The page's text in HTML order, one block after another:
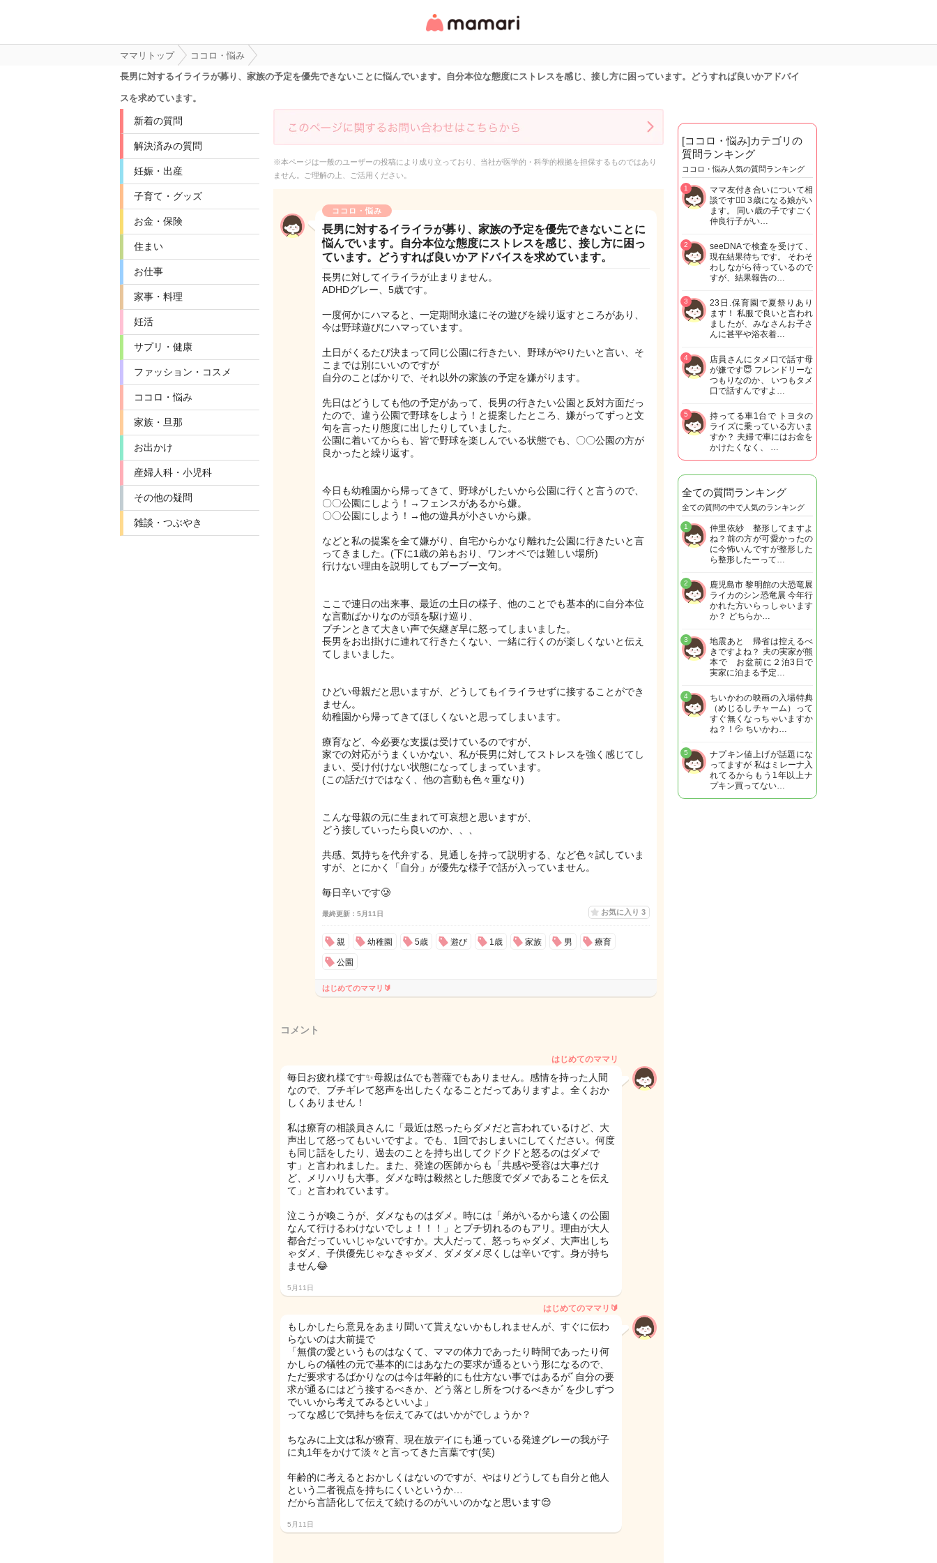
リ・情報サイト
ママリトップ
ココロ・悩み
長男に対するイライラが募り、家族の予定を優先できないことに悩んでいます。自分本位な態度にストレスを感じ、接し方に困っています。どうすれば良いかアドバイ
スを求めています。
新着の質問
解決済みの質問
妊娠・出産
子育て・グッズ
お金・保険
住まい
お仕事
家事・料理
妊活
サプリ・健康
ファッション・コスメ
ココロ・悩み
家族・旦那
お出かけ
産婦人科・小児科
その他の疑問
雑談・つぶやき
※本ページは一般のユーザーの投稿により成り立っており、当社が医学的・科学的根拠を担保するものではあり
ません。ご理解の上、ご活用ください。
ココロ・悩み
長男に対するイライラが募り、家族の予定を優先できないことに
悩んでいます。自分本位な態度にストレスを感じ、接し方に困っ
ています。どうすれば良いかアドバイスを求めています。
長男に対してイライラが止まりません。
ADHDグレー、5歳です。
一度何かにハマると、一定期間永遠にその遊びを繰り返すところがあり、
今は野球遊びにハマっています。
土日がくるたび決まって同じ公園に行きたい、野球がやりたいと言い、そ
こまでは別にいいのですが
自分のことばかりで、それ以外の家族の予定を嫌がります。
先日はどうしても他の予定があって、長男の行きたい公園と反対方面だっ
たので、違う公園で野球をしよう！と提案したところ、嫌がってずっと文
句を言ったり態度に出したりしていました。
公園に着いてからも、皆で野球を楽しんでいる状態でも、〇〇公園の方が
良かったと繰り返す。
今日も幼稚園から帰ってきて、野球がしたいから公園に行くと言うので、
〇〇公園にしよう！→フェンスがあるから嫌。
〇〇公園にしよう！→他の遊具が小さいから嫌。
などと私の提案を全て嫌がり、自宅からかなり離れた公園に行きたいと言
ってきました。(下に1歳の弟もおり、ワンオペでは難しい場所)
行けない理由を説明してもブーブー文句。
ここで連日の出来事、最近の土日の様子、他のことでも基本的に自分本位
な言動ばかりなのが頭を駆け巡り、
プチンときて大きい声で矢継ぎ早に怒ってしまいました。
長男をお出掛けに連れて行きたくない、一緒に行くのが楽しくないと伝え
てしまいました。
ひどい母親だと思いますが、どうしてもイライラせずに接することができ
ません。
幼稚園から帰ってきてほしくないと思ってしまいます。
療育など、今必要な支援は受けているのですが、
家での対応がうまくいかない、私が長男に対してストレスを強く感じてし
まい、受け付けない状態になってしまっています。
(この話だけではなく、他の言動も色々重なり)
こんな母親の元に生まれて可哀想と思いますが、
どう接していったら良いのか、、、
共感、気持ちを代弁する、見通しを持って説明する、など色々試していま
すが、とにかく「自分」が優先な様子で話が入っていません。
毎日辛いです🥲
最終更新：5月11日 お気に入り 3
親 幼稚園 5歳 遊び 1歳 家族 男 療育
公園
はじめてのママリ🔰
コメント
はじめてのママリ
毎日お疲れ様です✨母親は仏でも菩薩でもありません。感情を持った人間
なので、ブチギレて怒声を出したくなることだってありますよ。全くおか
しくありません！
私は療育の相談員さんに「最近は怒ったらダメだと言われているけど、大
声出して怒ってもいいですよ。でも、1回でおしまいにしてください。何度
も同じ話をしたり、過去のことを持ち出してクドクドと怒るのはダメで
す」と言われました。また、発達の医師からも「共感や受容は大事だけ
ど、メリハリも大事。ダメな時は毅然とした態度でダメであることを伝え
て」と言われています。
泣こうが喚こうが、ダメなものはダメ。時には「弟がいるから遠くの公園
なんて行けるわけないでしょ！！！」とブチ切れるのもアリ。理由が大人
都合だっていいじゃないですか。大人だって、怒っちゃダメ、大声出しち
ゃダメ、子供優先じゃなきゃダメ、ダメダメ尽くしは辛いです。身が持ち
ません😂
5月11日
はじめてのママリ🔰
もしかしたら意見をあまり聞いて貰えないかもしれませんが、すぐに伝わ
らないのは大前提で
「無償の愛というものはなくて、ママの体力であったり時間であったり何
かしらの犠牲の元で基本的にはあなたの要求が通るという形になるので、
ただ要求するばかりなのは今は年齢的にも仕方ない事ではあるが‪‪‪︎︎ﾞ自分の要
求が通るにはどう接するべきか、どう落とし所をつけるべきか‪‪‪︎︎ﾞを少しずつ
でいいから考えてみるといいよ」
ってな感じで気持ちを伝えてみてはいかがでしょうか？
ちなみに上文は私が療育、現在放デイにも通っている発達グレーの我が子
に丸1年をかけて淡々と言ってきた言葉です(笑)
年齢的に考えるとおかしくはないのですが、やはりどうしても自分と他人
という二者視点を持ちにくいというか…
だから言語化して伝えて続けるのがいいのかなと思います😌
5月11日
[ココロ・悩み]カテゴリの
質問ランキング
ココロ・悩み人気の質問ランキング
ママ友付き合いについて相
談です🙇‍♂️ 3歳になる娘がい
ます。 同い歳の子ですごく
仲良行子がい…
1
seeDNAで検査を受けて、
現在結果待ちです。 そわそ
わしながら待っているので
すが、結果報告の…
2
23日.保育園で夏祭りあり
ます！ 私服で良いと言われ
ましたが、みなさんお子さ
んに甚平や浴衣着…
3
店員さんにタメ口で話す母
が嫌です😇 フレンドリーな
つもりなのか、 いつもタメ
口で話すんですよ…
4
持ってる車1台で トヨタの
ライズに乗っている方いま
すか？ 夫婦で車にはお金を
かけたくなく、 …
5
全ての質問ランキング
全ての質問の中で人気のランキング
仲里依紗 整形してますよ
ね？前の方が可愛かったの
に今怖いんですが整形した
ら整形したーって…
1
鹿児島市 黎明館の大恐竜展
ライカのシン恐竜展 今年行
かれた方いらっしゃいます
か？ どちらか…
2
地震あと 帰省は控えるべ
きですよね？ 夫の実家が熊
本で お盆前に２泊3日で
実家に泊まる予定…
3
ちいかわの映画の入場特典
（めじるしチャーム）って
すぐ無くなっちゃいますか
ね？！💦 ちいかわ…
4
ナプキン値上げが話題にな
ってますが 私はミレーナ入
れてるからもう1年以上ナ
プキン買ってない…
5